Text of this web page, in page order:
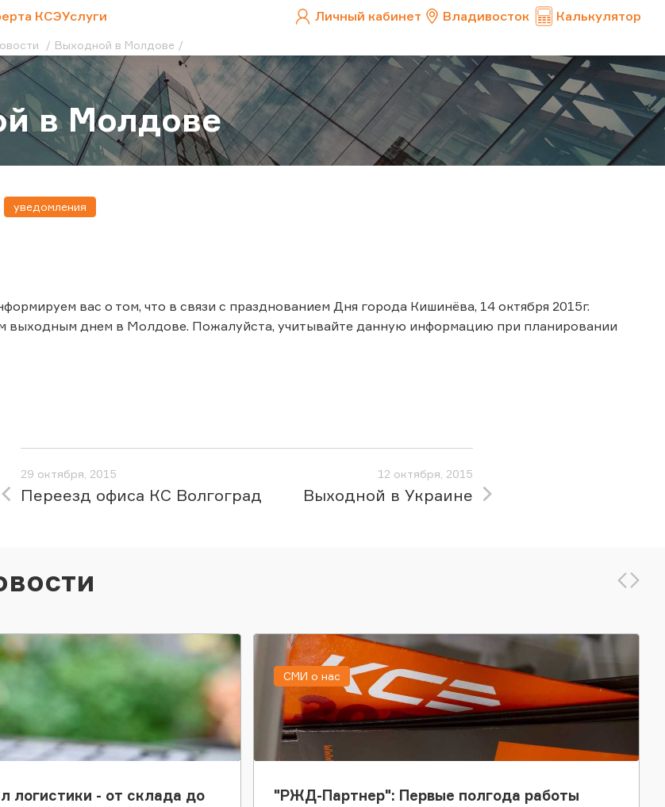
КСЭУслуги Личный кабинет Владивосток Калькулятор
Выходной в Молдове
в Молдове
уведомления
вас о том, что в связи с празднованием Дня города Кишинёва, 14 октября 2015г.
выходным днем в Молдове. Пожалуйста, учитывайте данную информацию при планировании
29 октября, 2015
Переезд офиса КС Волгоград
12 октября, 2015
Выходной в Украине
логистики - от склада до
"РЖД-Партнер": Первые полгода работы
СМИ о нас